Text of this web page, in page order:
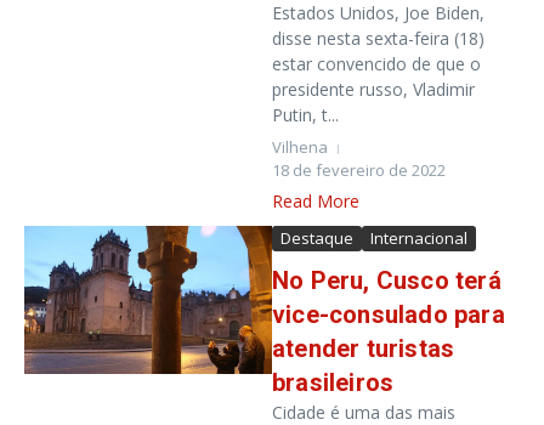
Estados Unidos, Joe Biden,
disse nesta sexta-feira (18)
estar convencido de que o
presidente russo, Vladimir
Putin, t...
Vilhena
18 de fevereiro de 2022
Read More
Destaque Internacional
No Peru, Cusco terá
vice-consulado para
atender turistas
brasileiros
Cidade é uma das mais